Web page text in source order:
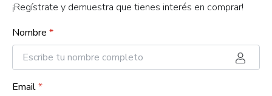
¡Regístrate y demuestra que tienes interés en comprar!
Nombre *
Email*